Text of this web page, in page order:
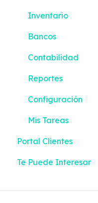
Inventario
Bancos
Contabilidad
Reportes
Configuración
Mis Tareas
Portal Clientes
Te Puede Interesar